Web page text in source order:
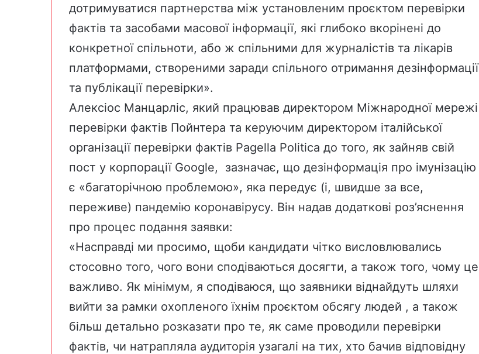
дотримуватися партнерства між установленим проєктом перевірки
фактів та засобами масової інформації, які глибоко вкорінені до
конкретної спільноти, або ж спільними для журналістів та лікарів
платформами, створеними заради спільного отримання дезінформації
та публікації перевірки».
Алексіос Манцарліс, який працював директором Міжнародної мережі
перевірки фактів Пойнтера та керуючим директором італійської
організації перевірки фактів Pagella Politica до того, як зайняв свій
пост у корпорації Google, зазначає, що дезінформація про імунізацію
є «багаторічною проблемою», яка передує (і, швидше за все,
переживе) пандемію коронавірусу. Він надав додаткові роз’яснення
про процес подання заявки:
«Насправді ми просимо, щоби кандидати чітко висловлювались
стосовно того, чого вони сподіваються досягти, а також того, чому це
важливо. Як мінімум, я сподіваюся, що заявники віднайдуть шляхи
вийти за рамки охопленого їхнім проєктом обсягу людей , а також
більш детально розказати про те, як саме проводили перевірки
фактів, чи натрапляла аудиторія узагалі на тих, хто бачив відповідну